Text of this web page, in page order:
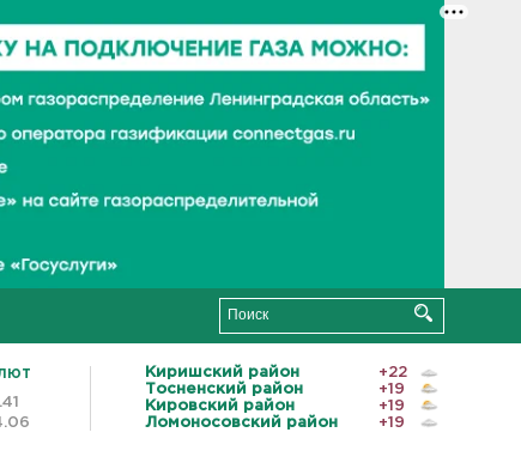
Киришский район
+22
Тосненский район
+19
Кировский район
+19
Ломоносовский район
+19